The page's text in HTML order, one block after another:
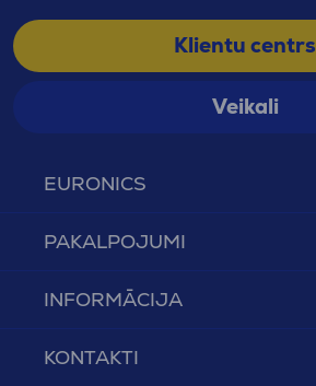
EURONICS
PAKALPOJUMI
INFORMĀCIJA
KONTAKTI
Klientu centrs
Veikali